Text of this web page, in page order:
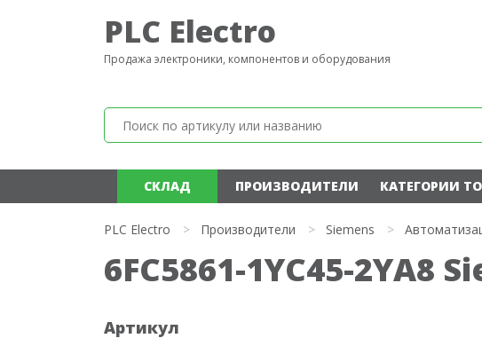
PLC Electro
Продажа электроники, компонентов и оборудования
СКЛАД ПРОИЗВОДИТЕЛИ КАТЕГОРИИ
PLC Electro > Производители > Siemens >
6FC5861-1YC45-2YA8
Артикул